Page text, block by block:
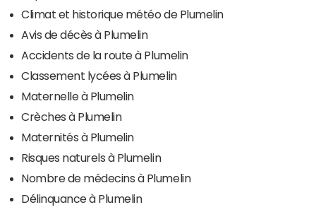
Climat et historique météo de Plumelin
Avis de décès à Plumelin
Accidents de la route à Plumelin
Classement lycées à Plumelin
Maternelle à Plumelin
Crèches à Plumelin
Maternités à Plumelin
Risques naturels à Plumelin
Nombre de médecins à Plumelin
Délinquance à Plumelin